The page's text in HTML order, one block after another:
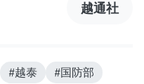
越通社
#越泰
#国防部